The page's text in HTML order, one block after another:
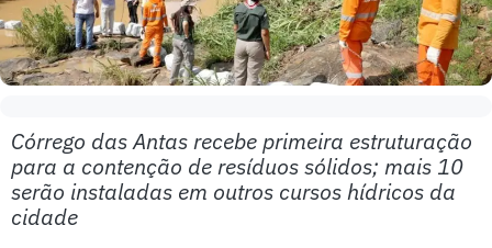
Córrego das Antas recebe primeira estruturação
para a contenção de resíduos sólidos; mais 10
serão instaladas em outros cursos hídricos da
cidade